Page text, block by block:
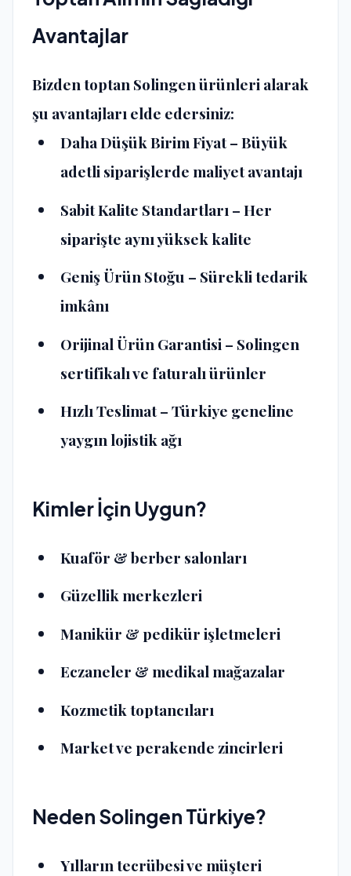
Avantajlar
Bizdentoptan Solingen ürünleri alarak
şu avantajları elde edersiniz:
Daha Düşük Birim Fiyat– Büyük
adetli siparişlerde maliyet avantajı
Sabit Kalite Standartları – Her
siparişte aynı yüksek kalite
Geniş Ürün Stoğu – Sürekli tedarik
imkânı
Orijinal Ürün Garantisi – Solingen
sertifikalı ve faturalı ürünler
Hızlı Teslimat– Türkiye geneline
yaygın lojistik ağı
Kimler İçin Uygun?
Kuaför & berber salonları
Güzellik merkezleri
Manikür & pedikür işletmeleri
Eczaneler & medikal mağazalar
Kozmetik toptancıları
Market ve perakende zincirleri
Neden Solingen Türkiye?
Yılların tecrübesi ve müşteri